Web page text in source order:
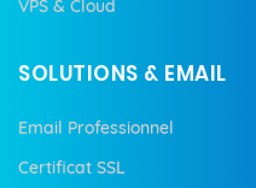
VPS & Cloud
SOLUTIONS & EMAIL
Email Professionnel
Certificat SSL